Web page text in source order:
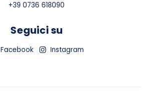
+39 0736 618090
Seguici su
Facebook Instagram